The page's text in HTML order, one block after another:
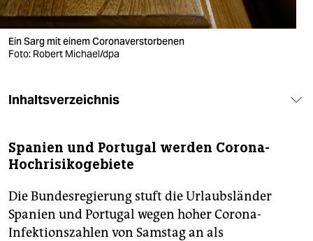
verlag
verlag
shop
unterstützen
genossenschaft
epaper login
Ein Sarg mit einem Coronaverstorbenen
Foto: Robert Michael/dpa
Inhaltsverzeichnis
Spanien und Portugal werden Corona-
Hochrisikogebiete
Die Bundesregierung stuft die Urlaubsländer
Spanien und Portugal wegen hoher Corona-
Infektionszahlen von Samstag an als